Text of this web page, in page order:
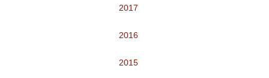
2017
2016
2015